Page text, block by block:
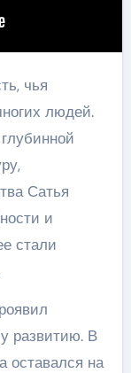
чья
людей.
Сатья
и
стали
развитию. В
оставался на